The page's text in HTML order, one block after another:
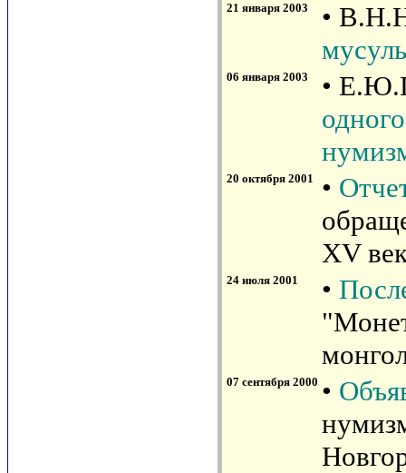
21 января 2003
•
06 января 2003
•
20 октября 2001 •
XV
24 июля 2001 •
07 сентября 2000 •